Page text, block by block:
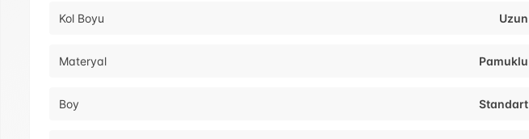
Kol Boyu Uzun
Materyal Pamuklu
Boy Standart